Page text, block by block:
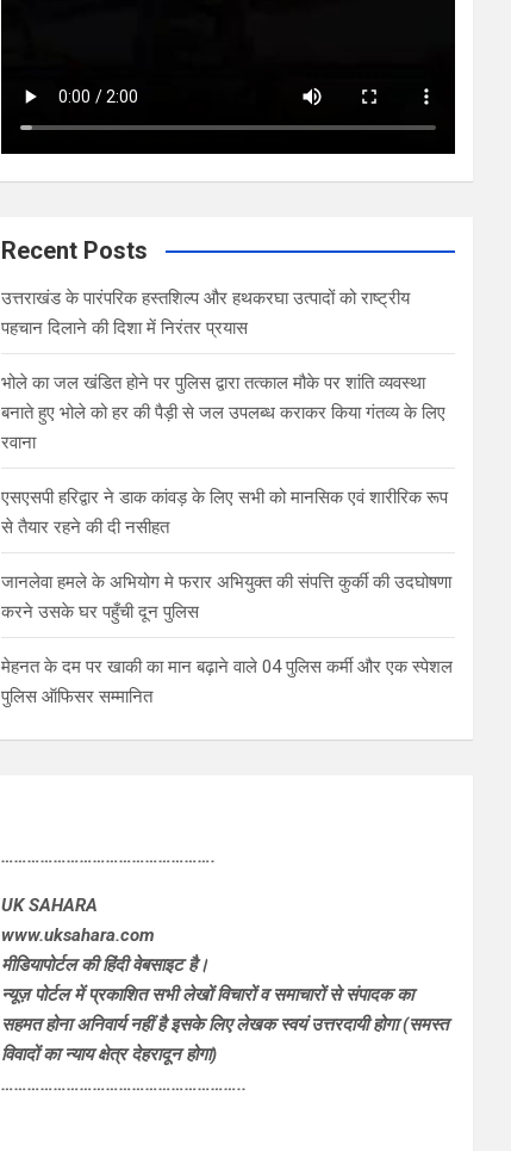
Recent Posts
उत्तराखंड के पारंपरिक हस्तशिल्प और हथकरघा उत्पादों को राष्ट्रीय
पहचान दिलाने की दिशा में निरंतर प्रयास
भोले का जल खंडित होने पर पुलिस द्वारा तत्काल मौके पर शांति व्यवस्था
बनाते हुए भोले को हर की पैड़ी से जल उपलब्ध कराकर किया गंतव्य के लिए
रवाना
एसएसपी हरिद्वार ने डाक कांवड़ के लिए सभी को मानसिक एवं शारीरिक रूप
से तैयार रहने की दी नसीहत
जानलेवा हमले के अभियोग मे फरार अभियुक्त की संपत्ति कुर्की की उदघोषणा
करने उसके घर पहुँची दून पुलिस
मेहनत के दम पर खाकी का मान बढ़ाने वाले 04 पुलिस कर्मी और एक स्पेशल
पुलिस ऑफिसर सम्मानित
………………………………………….
UK SAHARA
www.uksahara.com
मीडियापोर्टल की हिंदी वेबसाइट है।
न्यूज़ पोर्टल में प्रकाशित सभी लेखों विचारों व समाचारों से संपादक का
सहमत होना अनिवार्य नहीं है इसके लिए लेखक स्वयं उत्तरदायी होगा (समस्त
विवादों का न्याय क्षेत्र देहरादून होगा)
………………………………………………..